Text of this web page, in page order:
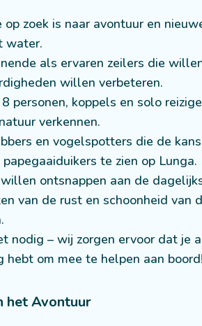
op zoek is naar avontuur en
water.
als ervaren zeilers die
willen verbeteren.
personen, koppels en solo
verkennen.
en vogelspotters die de kans
te zien op Lunga.
ontsnappen aan de
van de rust en schoonheid van
nodig – wij zorgen ervoor dat je
om mee te helpen aan boord!
het Avontuur